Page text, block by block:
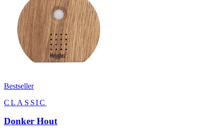
Bestseller
CLASSIC
Donker Hout